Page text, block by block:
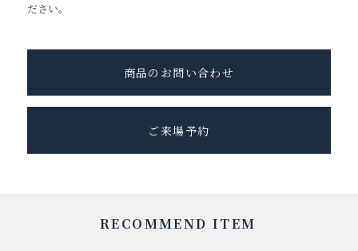
ださい。
商品のお問い合わせ
ご来場予約
RECOMMEND ITEM